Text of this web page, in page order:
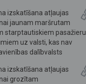
izskatīšana atļaujas
jaunam maršrutam
starptautiskiem pasažieru
uz valsti, kas nav
dalībvalsts
izskatīšana atļaujas
grozītam